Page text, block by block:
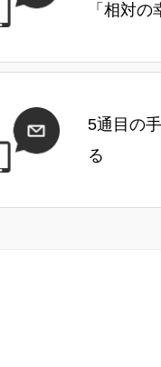
「相対
5通目の
る